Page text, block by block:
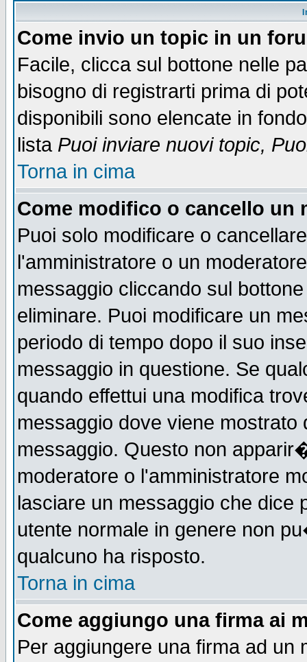
Come invio un topic in un
Facile, clicca sul bottone nelle
bisogno di registrarti prima di
disponibili sono elencate in
lista Puoi inviare nuovi topic,
Torna in cima
Come modifico o cancello un
Puoi solo modificare o
l'amministratore o un
messaggio cliccando sul
eliminare. Puoi modificare un
periodo di tempo dopo il suo
messaggio in questione. Se
quando effettui una modifica
messaggio dove viene mostrato
messaggio. Questo non
moderatore o l'amministratore
lasciare un messaggio che
utente normale in genere non
qualcuno ha risposto.
Torna in cima
Come aggiungo una firma ai
Per aggiungere una firma ad un